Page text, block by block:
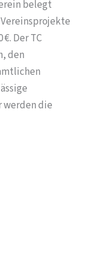
belegt
Der TC
den
werden die